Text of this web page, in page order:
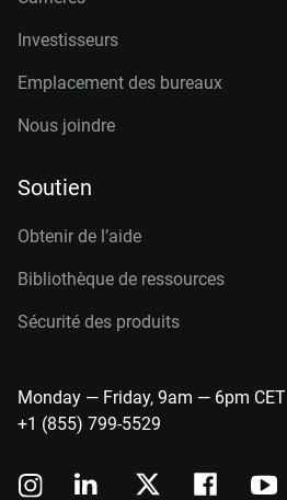
Investisseurs
Emplacement des bureaux
Nous joindre
Soutien
Obtenir de l’aide
Bibliothèque de ressources
Sécurité des produits
Monday — Friday, 9am — 6pm CET
+1 (855) 799-5529